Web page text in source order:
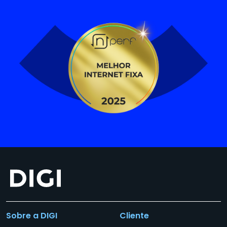
Sobre a DIGI Cliente